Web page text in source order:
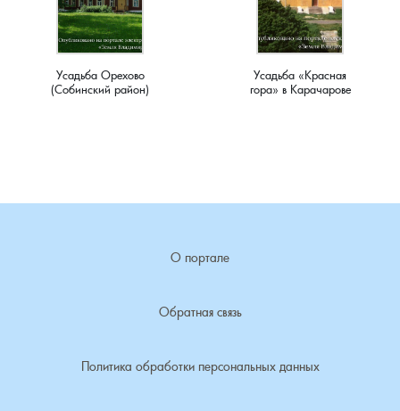
Усадьба Орехово
(Собинский район)
Усадьба «Красная
гора» в Карачарове
О портале
Обратная связь
Политика обработки персональных данных
Чистуха, село
Шелухино, деревня
Эдемское, село